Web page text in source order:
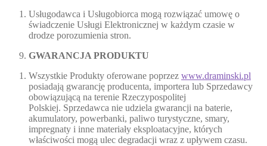
Usługodawca i Usługobiorca mogą rozwiązać umowę o
świadczenie Usługi Elektronicznej w każdym czasie w
drodze porozumienia stron.
GWARANCJA PRODUKTU
Wszystkie Produkty oferowane poprzez www.draminski.pl
posiadają gwarancję producenta, importera lub Sprzedawcy
obowiązującą na terenie Rzeczypospolitej
Polskiej. Sprzedawca nie udziela gwarancji na baterie,
akumulatory, powerbanki, paliwo turystyczne, smary,
impregnaty i inne materiały eksploatacyjne, których
właściwości mogą ulec degradacji wraz z upływem czasu.